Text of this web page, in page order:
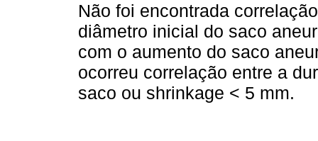
Não foi encontrada
diâmetro inicial do saco
com o aumento do saco
ocorreu correlação entre a
saco ou shrinkage < 5 mm.